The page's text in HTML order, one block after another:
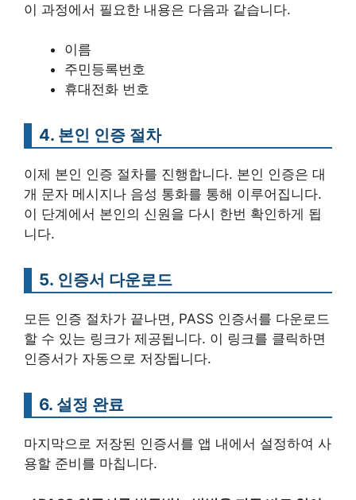
이 과정에서 필요한 내용은 다음과 같습니다.
이름
주민등록번호
휴대전화 번호
4. 본인 인증 절차
이제 본인 인증 절차를 진행합니다. 본인 인증은 대
개 문자 메시지나 음성 통화를 통해 이루어집니다.
이 단계에서 본인의 신원을 다시 한번 확인하게 됩
니다.
5. 인증서 다운로드
모든 인증 절차가 끝나면, PASS 인증서를 다운로드
할 수 있는 링크가 제공됩니다. 이 링크를 클릭하면
인증서가 자동으로 저장됩니다.
6. 설정 완료
마지막으로 저장된 인증서를 앱 내에서 설정하여 사
용할 준비를 마칩니다.